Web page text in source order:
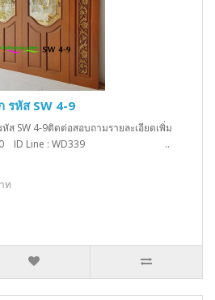
รหัส SW 4-9
SW 4-9ติดต่อสอบถามรายละเอียดเพิ่ม
ID Line : WD339 ..
ท